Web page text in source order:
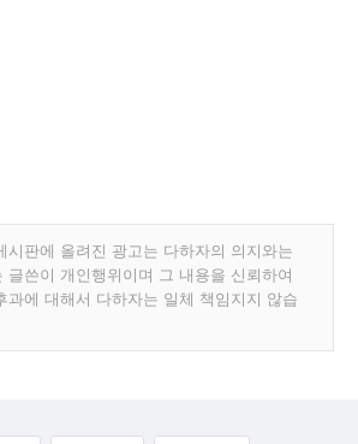
시판에 올려진 광고는 다하자의 의지와는
글쓴이 개인행위이며 그 내용을 신뢰하여
과에 대해서 다하자는 일체 책임지지 않습